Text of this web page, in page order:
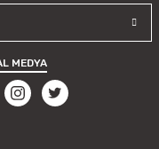
MEDYA